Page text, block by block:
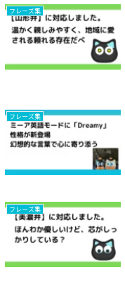
フレーズ集
フレーズ集
フレーズ集